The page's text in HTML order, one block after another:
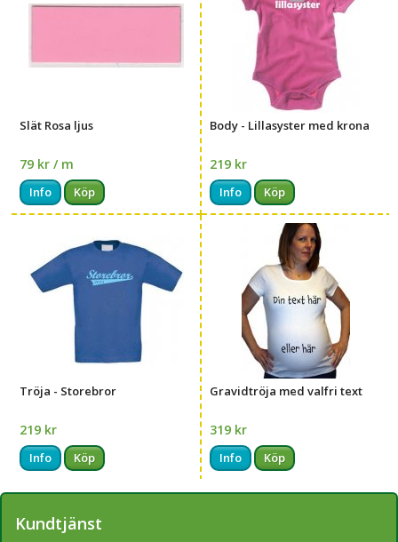
Slät Rosa ljus
79 kr / m
Info Köp
Body - Lillasyster med krona
219 kr
Info Köp
Tröja - Storebror
219 kr
Info Köp
Gravidtröja med valfri text
319 kr
Info Köp
Kundtjänst